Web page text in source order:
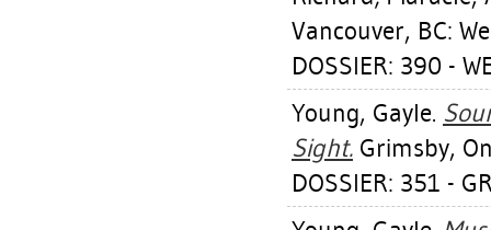
Vancouver, BC:
DOSSIER: 390 -
Young, Gayle.
Sight. Grimsby,
DOSSIER: 351 -